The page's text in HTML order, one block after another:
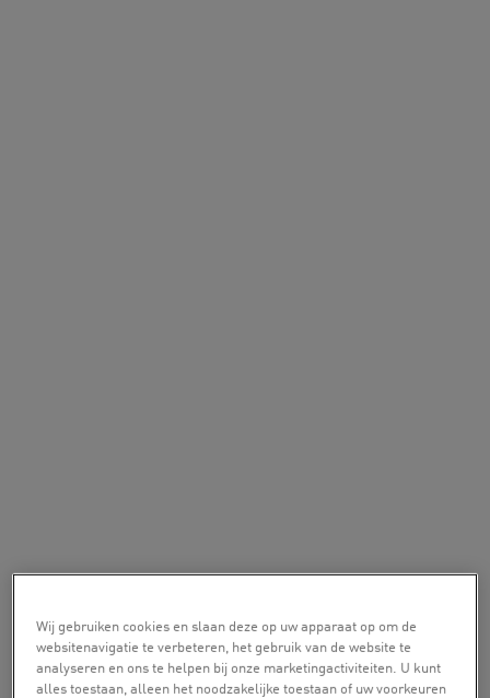
Wij gebruiken cookies en slaan deze op uw apparaat op om de
websitenavigatie te verbeteren, het gebruik van de website te
analyseren en ons te helpen bij onze marketingactiviteiten. U kunt
alles toestaan, alleen het noodzakelijke toestaan of uw voorkeuren